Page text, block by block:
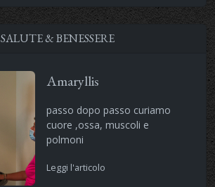
SALUTE & BENESSERE
Amaryllis
passo dopo passo curiamo
cuore ,ossa, muscoli e
polmoni
Leggi l'articolo